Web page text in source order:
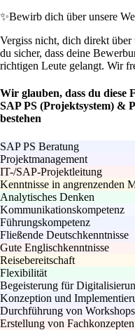
✨Bewirb dich über unsere
Vergiss nicht, dich direkt über
du sicher, dass deine
richtigen Leute gelangt. Wir
Wir glauben, dass du diese
SAP PS (Projektsystem) &
bestehen
SAP PS Beratung
Projektmanagement
IT-/SAP-Projektleitung
Kenntnisse in angrenzenden
Analytisches Denken
Kommunikationskompetenz
Führungskompetenz
Fließende Deutschkenntnisse
Gute Englischkenntnisse
Reisebereitschaft
Flexibilität
Begeisterung für
Konzeption und
Durchführung von
Erstellung von Fachkonzepten